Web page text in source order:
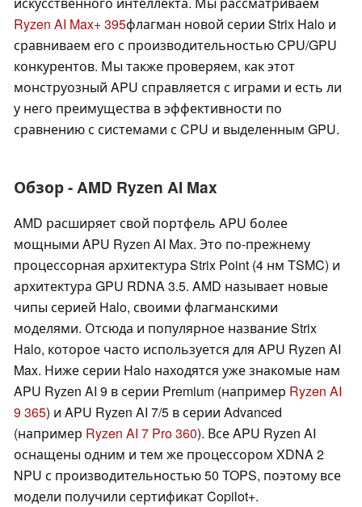
Ryzen AI Max+ 395флагман новой серии Strix Halo и
сравниваем его с производительностью CPU/GPU
конкурентов. Мы также проверяем, как этот
монструозный APU справляется с играми и есть ли
у него преимущества в эффективности по
сравнению с системами с CPU и выделенным GPU.
Обзор - AMD Ryzen AI Max
AMD расширяет свой портфель APU более
мощными APU Ryzen AI Max. Это по-прежнему
процессорная архитектура Strix Point (4 нм TSMC) и
архитектура GPU RDNA 3.5. AMD называет новые
чипы серией Halo, своими флагманскими
моделями. Отсюда и популярное название Strix
Halo, которое часто используется для APU Ryzen AI
Max. Ниже серии Halo находятся уже знакомые нам
APU Ryzen AI 9 в серии Premium (например Ryzen AI
9 365) и APU Ryzen AI 7/5 в серии Advanced
(например Ryzen AI 7 Pro 360). Все APU Ryzen AI
оснащены одним и тем же процессором XDNA 2
NPU с производительностью 50 TOPS, поэтому все
модели получили сертификат Copilot+.